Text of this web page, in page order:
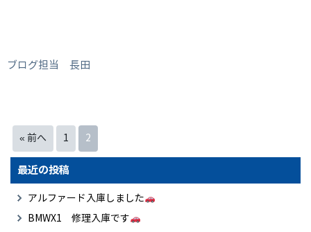
ブログ担当 長田
« 前へ 1 2
最近の投稿
アルファード入庫しました
BMWX1 修理入庫です